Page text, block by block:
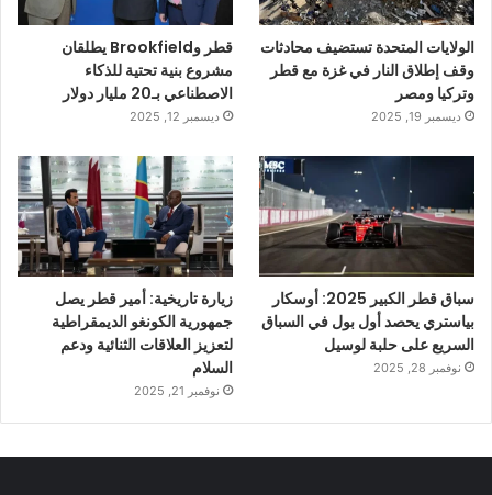
الولايات المتحدة تستضيف محادثات
وقف إطلاق النار في غزة مع قطر
وتركيا ومصر
ديسمبر 19, 2025
قطر وBrookfield يطلقان
مشروع بنية تحتية للذكاء
الاصطناعي بـ20 مليار دولار
ديسمبر 12, 2025
سباق قطر الكبير 2025: أوسكار
بياستري يحصد أول بول في السباق
السريع على حلبة لوسيل
نوفمبر 28, 2025
زيارة تاريخية: أمير قطر يصل
جمهورية الكونغو الديمقراطية
لتعزيز العلاقات الثنائية ودعم
السلام
نوفمبر 21, 2025